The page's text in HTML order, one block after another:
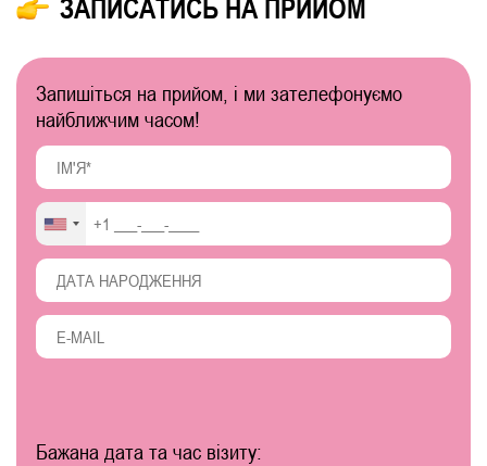
ЗАПИСАТИСЬ НА ПРИЙОМ
Запишіться на прийом, і ми зателефонуємо
найближчим часом!
Бажана дата та час візиту: